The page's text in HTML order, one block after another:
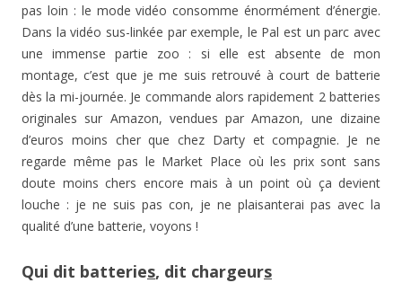
pas loin : le mode vidéo consomme énormément d’énergie.
Dans la vidéo sus-linkée par exemple, le Pal est un parc avec
une immense partie zoo : si elle est absente de mon
montage, c’est que je me suis retrouvé à court de batterie
dès la mi-journée. Je commande alors rapidement 2 batteries
originales sur Amazon, vendues par Amazon, une dizaine
d’euros moins cher que chez Darty et compagnie. Je ne
regarde même pas le Market Place où les prix sont sans
doute moins chers encore mais à un point où ça devient
louche : je ne suis pas con, je ne plaisanterai pas avec la
qualité d’une batterie, voyons !
Qui dit batteries, dit chargeurs